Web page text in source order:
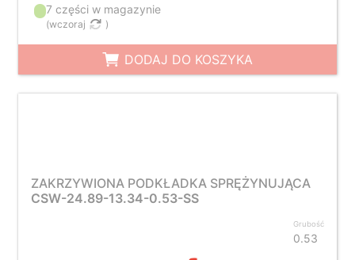
7 części w magazynie
(wczoraj )
DODAJ DO KOSZYKA
ZAKRZYWIONA PODKŁADKA SPRĘŻYNUJĄCA
CSW-24.89-13.34-0.53-SS
Grubość
0.53